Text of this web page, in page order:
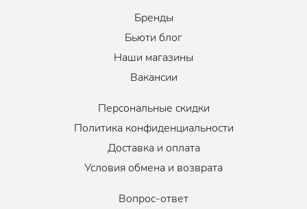
Бренды
Бьюти блог
Наши магазины
Вакансии
Персональные скидки
Политика конфиденциальности
Доставка и оплата
Условия обмена и возврата
Вопрос-ответ